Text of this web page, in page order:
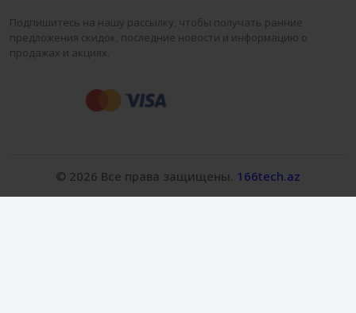
Подпишитесь на нашу рассылку, чтобы получать ранние
предложения скидок, последние новости и информацию о
продажах и акциях.
© 2026 Все права защищены. 166tech.az